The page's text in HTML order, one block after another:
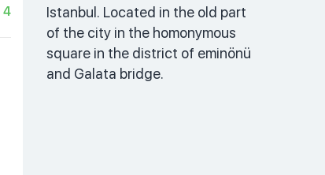
4
Istanbul. Located in the old part
of the city in the homonymous
square in the district of eminönü
and Galata bridge.